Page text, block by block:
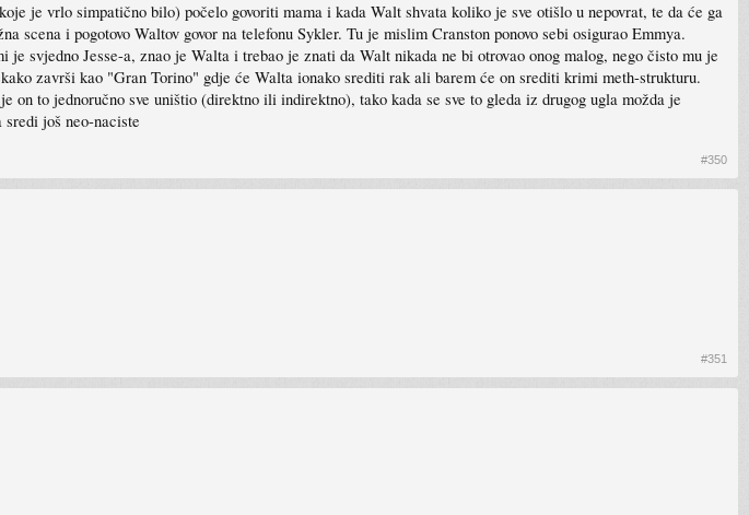
je vrlo simpatično bilo) počelo govoriti mama i kada Walt shvata koliko je sve otišlo u nepovrat, te da će ga
i pogotovo Waltov govor na telefonu Sykler. Tu je mislim Cranston ponovo sebi osigurao Emmya.
svjedno Jesse-a, znao je Walta i trebao je znati da Walt nikada ne bi otrovao onog malog, nego čisto mu je
završi kao "Gran Torino" gdje će Walta ionako srediti rak ali barem će on srediti krimi meth-strukturu.
to jednoručno sve uništio (direktno ili indirektno), tako kada se sve to gleda iz drugog ugla možda je
još neo-naciste
#350
#351